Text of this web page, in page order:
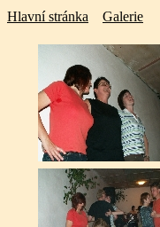
Hlavní stránka Galerie